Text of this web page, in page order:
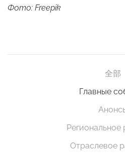
Фото: Freepik
全部
Главные
Региональное
Отраслевое